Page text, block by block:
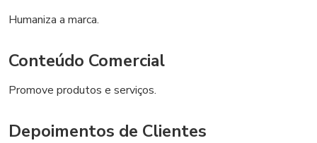
Humaniza a marca.
Conteúdo Comercial
Promove produtos e serviços.
Depoimentos de Clientes